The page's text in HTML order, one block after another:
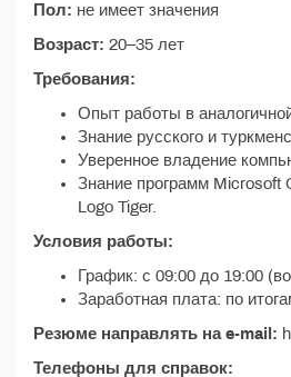
Пол: не имеет значения
Возраст: 20–35 лет
Требования:
Опыт работы в
Знание русского и
Уверенное владение
Знание программ Microsoft
Logo Tiger.
Условия работы:
График: с 09:00 до 19:00
Заработная плата: по
Резюме направлять на e-mail:
Телефоны для справок: